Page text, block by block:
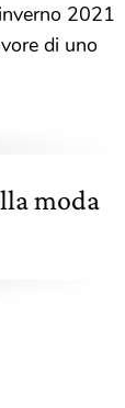
2021
di uno
moda